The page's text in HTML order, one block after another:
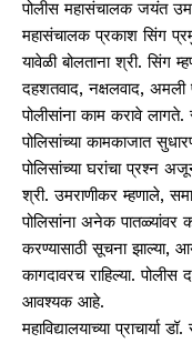
पोलीस महासंचालक जयंत
महासंचालक प्रकाश सिंग
यावेळी बोलताना श्री. सिंग
दहशतवाद, नक्षलवाद, अमली
पोलीसांना काम करावे लागते.
पोलिसांच्या कामकाजात
पोलिसांच्या घरांचा प्रश्‍न
श्री. उमराणीकर म्हणाले,
पोलिसांना अनेक पातळ्यांवर
करण्यासाठी सूचना झाल्या,
कागदावरच राहिल्या. पोलीस
आवश्यक आहे.
महाविद्यालयाच्या प्राचार्या